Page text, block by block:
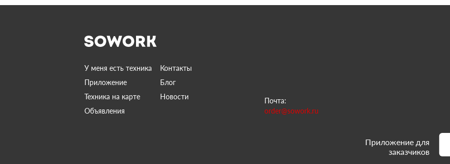
У меня есть техника
Контакты
Приложение
Блог
Техника на карте
Новости
Объявления
Почта:
order@sowork.ru
Приложение для
заказчиков